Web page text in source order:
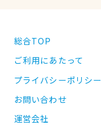
総合TOP
ご利用にあたって
プライバシーポリシー
お問い合わせ
運営会社